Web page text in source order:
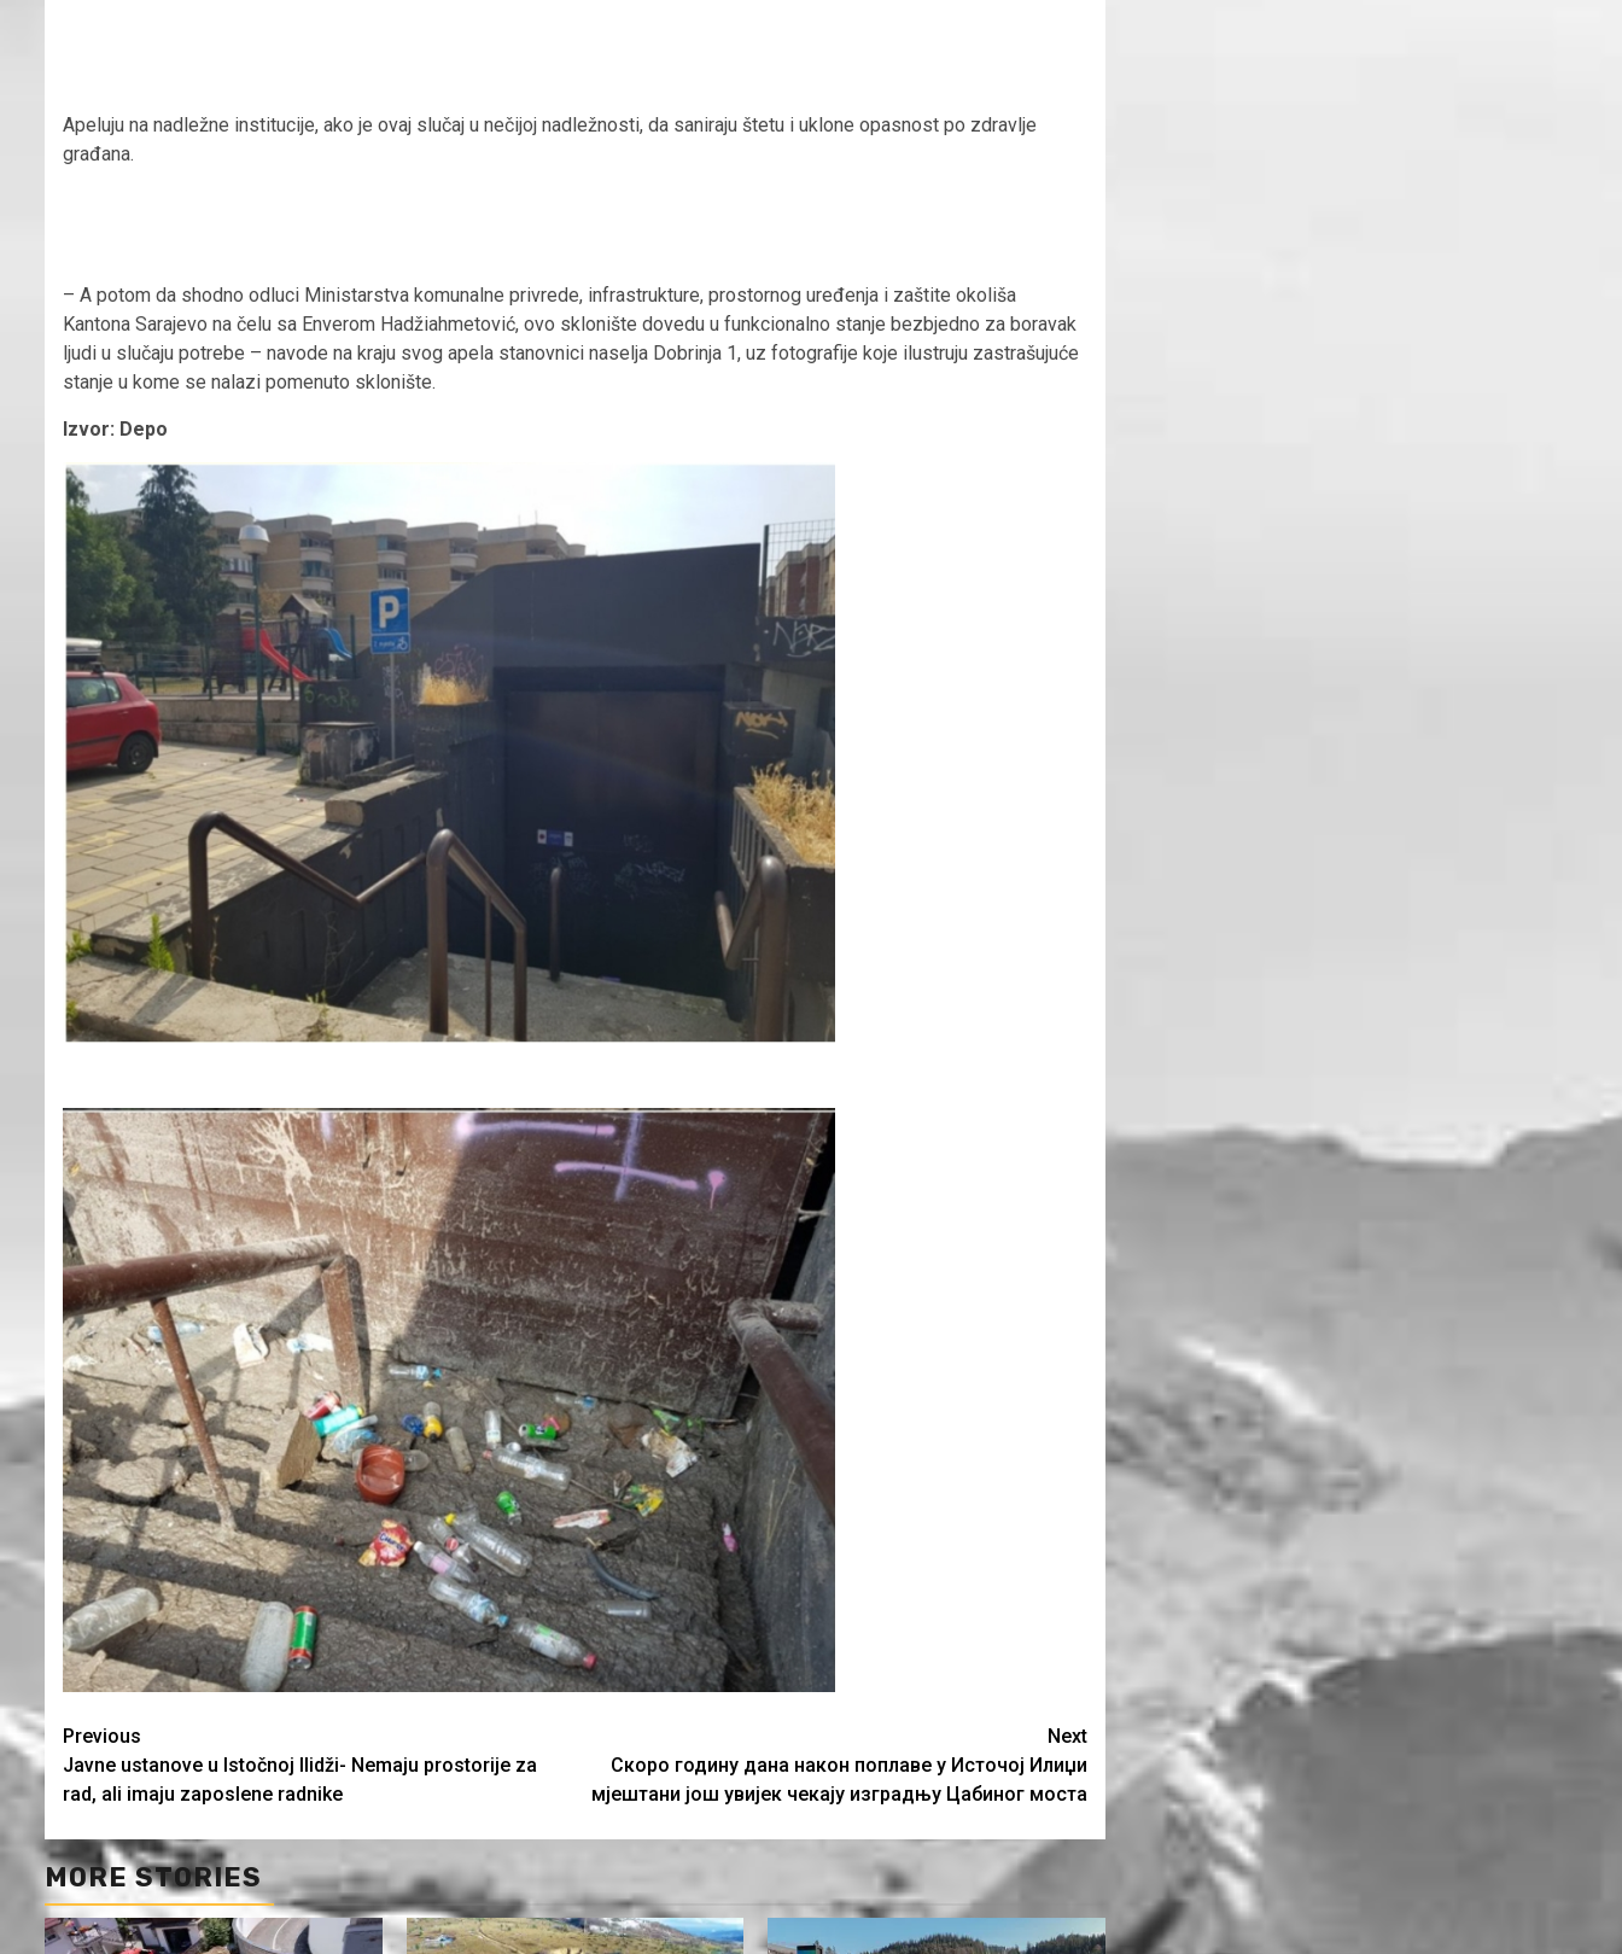
Apeluju na nadležne institucije, ako je ovaj slučaj u nečijoj nadležnosti, da saniraju štetu i uklone opasnost po zdravlje
građana.
– A potom da shodno odluci Ministarstva komunalne privrede, infrastrukture, prostornog uređenja i zaštite okoliša
Kantona Sarajevo na čelu sa Enverom Hadžiahmetović, ovo sklonište dovedu u funkcionalno stanje bezbjedno za boravak
ljudi u slučaju potrebe – navode na kraju svog apela stanovnici naselja Dobrinja 1, uz fotografije koje ilustruju zastrašujuće
stanje u kome se nalazi pomenuto sklonište.
Izvor: Depo
Continue
Reading
Previous
Javne ustanove u Istočnoj Ilidži- Nemaju prostorije za
rad, ali imaju zaposlene radnike
Next
Скоро годину дана након поплаве у Источој Илиџи
мјештани још увијек чекају изградњу Цабиног моста
MORE STORIES